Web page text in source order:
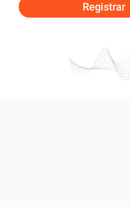
Registrar